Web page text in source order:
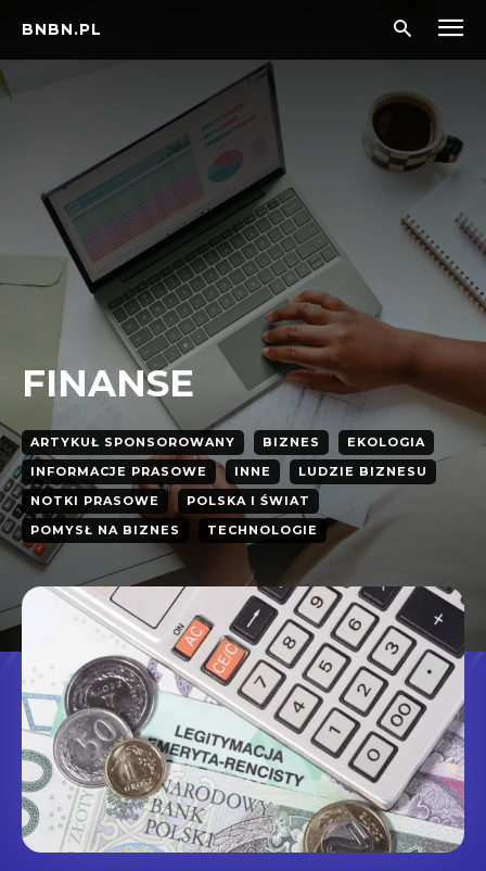
BNBN.PL
FINANSE
ARTYKUŁ SPONSOROWANY BIZNES
EKOLOGIA
INFORMACJE PRASOWE
INNE
LUDZIE BIZNESU
NOTKI PRASOWE
POLSKA I ŚWIAT
POMYSŁ NA BIZNES
TECHNOLOGIE